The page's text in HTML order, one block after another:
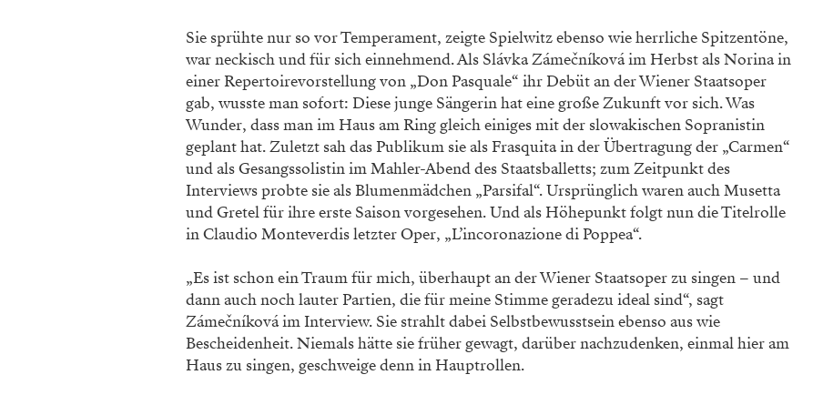
Sie sprühte nur so vor Temperament, zeigte Spielwitz ebenso wie herrliche Spitzen­töne,
war neckisch und für sich einnehmend. Als Slávka Zámečníková im Herbst als Norina in
einer Repertoirevorstellung von „Don Pasquale“ ihr Debüt an der Wiener Staatsoper
gab, wusste man sofort: Diese junge Sängerin hat eine große Zukunft vor sich. Was
Wunder, dass man im Haus am Ring gleich einiges mit der slowakischen Sopra­nistin
geplant hat. Zuletzt sah das Publikum sie als Frasquita in der Übertragung der „Carmen“
und als Gesangssolistin im Mahler­-Abend des Staatsballetts; zum Zeitpunkt des
Interviews probte sie als Blumen­mädchen „Parsifal“. Ursprünglich ­waren auch Musetta
und Gretel für ihre erste Saison vorgesehen. Und als Höhepunkt folgt nun die Titel­rolle
in Claudio Monte­verdis letzter Oper, „L’incoronazione di Poppea“.
„Es ist schon ein Traum für mich, überhaupt an der Wiener Staatsoper zu singen – und
dann auch noch lauter Partien, die für meine Stimme geradezu ideal sind“, sagt
Zámečníková im Interview. Sie strahlt dabei Selbstbewusstsein ebenso aus wie
Bescheidenheit. Niemals hätte sie früher gewagt, darüber nachzudenken, einmal hier am
Haus zu singen, geschweige denn in Hauptrollen.